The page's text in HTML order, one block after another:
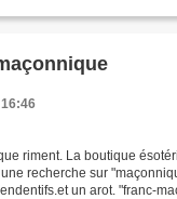
riment. La boutique
recherche sur
un arot. "franc-